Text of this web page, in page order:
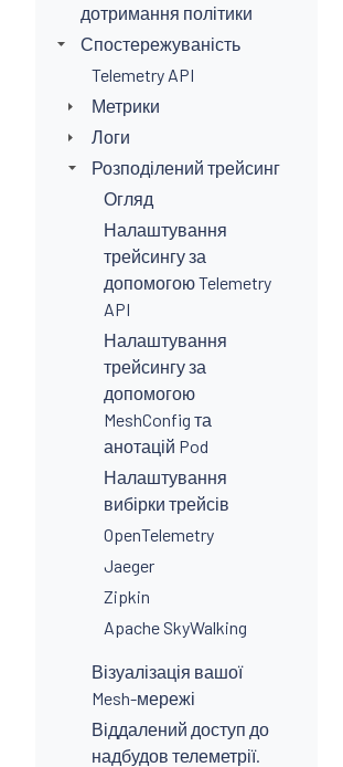
дотримання політики
Спостережуваність
Telemetry API
Метрики
Логи
Розподілений трейсинг
Огляд
Налаштування
трейсингу за
допомогою Telemetry
API
Налаштування
трейсингу за
допомогою
MeshConfig та
анотацій Pod
Налаштування
вибірки трейсів
OpenTelemetry
Jaeger
Zipkin
Apache SkyWalking
Візуалізація вашої
Mesh-мережі
Віддалений доступ до
надбудов телеметрії.